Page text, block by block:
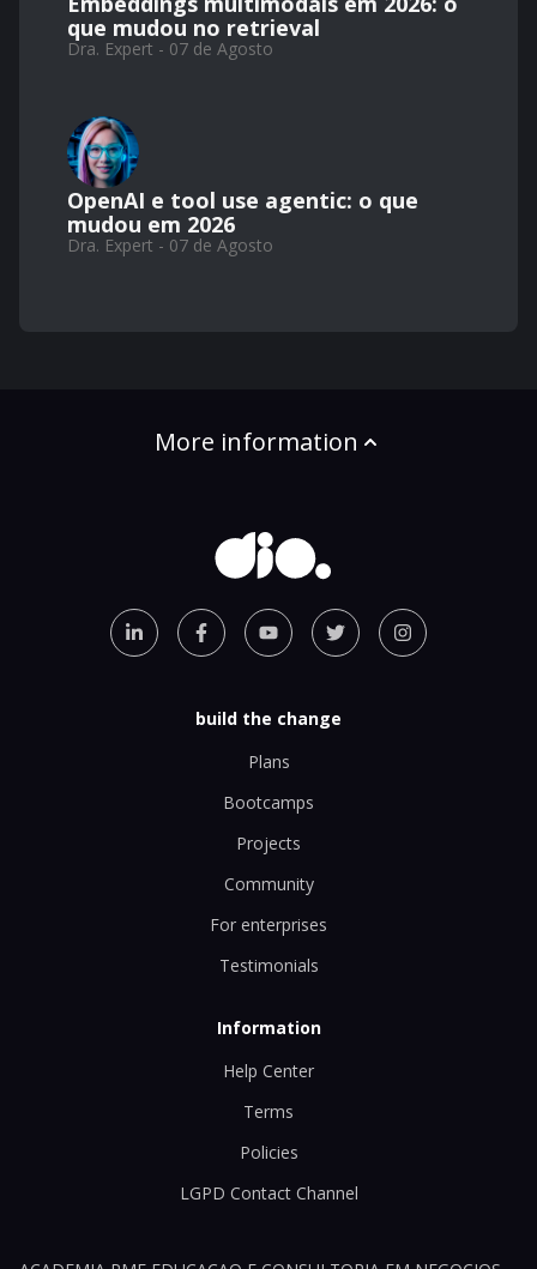
que mudou no retrieval
Dra. Expert - 07 de Agosto
OpenAI e tool use agentic: o que
mudou em 2026
Dra. Expert - 07 de Agosto
More information
build the change
Plans
Bootcamps
Projects
Community
For enterprises
Testimonials
Information
Help Center
Terms
Policies
LGPD Contact Channel